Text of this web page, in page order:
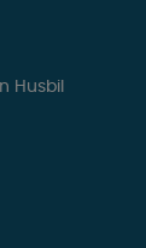
Husbil